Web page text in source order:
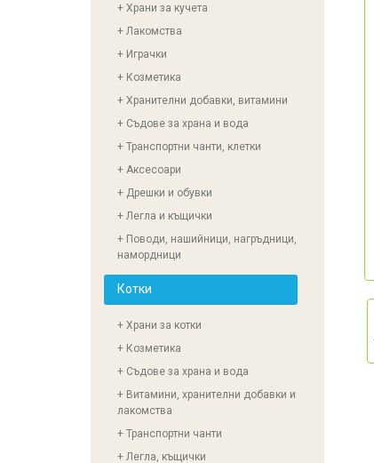
+ Храни за кучета
+ Лакомства
+ Играчки
+ Козметика
+ Хранителни добавки, витамини
+ Съдове за храна и вода
+ Транспортни чанти, клетки
+ Аксесоари
+ Дрешки и обувки
+ Легла и къщички
+ Поводи, нашийници, нагръдници,
намордници
Котки
+ Храни за котки
+ Козметика
+ Съдове за храна и вода
+ Витамини, хранителни добавки и
лакомства
+ Транспортни чанти
+ Легла, къщички